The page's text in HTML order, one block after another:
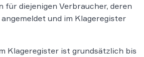
für diejenigen Verbraucher, deren
und im Klageregister
Klageregister ist grundsätzlich bis